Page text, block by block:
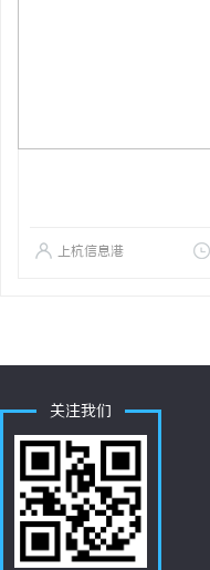
上杭信息港
关注我们